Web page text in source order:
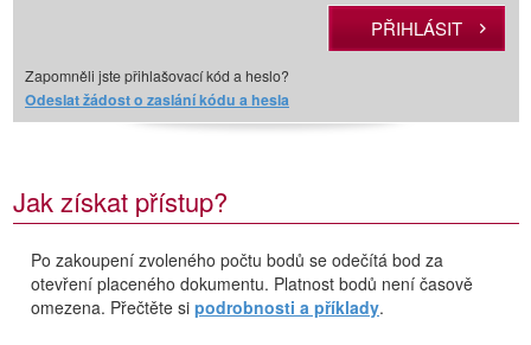
Zapomněli jste přihlašovací kód a heslo?
Odeslat žádost o zaslání kódu a hesla
Jak získat přístup?
Po zakoupení zvoleného počtu bodů se odečítá bod za
otevření placeného dokumentu. Platnost bodů není časově
omezena. Přečtěte si podrobnosti a příklady.